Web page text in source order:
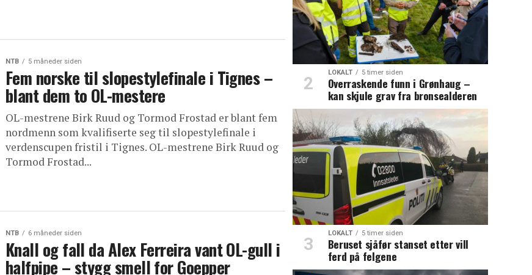
NTB 5 måneder siden
Fem norske til slopestylefinale i Tignes –
blant dem to OL-mestere
OL-mestrene Birk Ruud og Tormod Frostad er blant fem
nordmenn som kvalifiserte seg til slopestylefinale i
verdenscupen fristil i Tignes. OL-mestrene Birk Ruud og
Tormod Frostad...
NTB 6 måneder siden
Knall og fall da Alex Ferreira vant OL-gull i
halfpipe – stygg smell for Goepper
LOKALT 5 timer siden
Overraskende funn i Grønhaug –
kan skjule grav fra bronsealderen
LOKALT 5 timer siden
Beruset sjåfør stanset etter vill
ferd på felgene